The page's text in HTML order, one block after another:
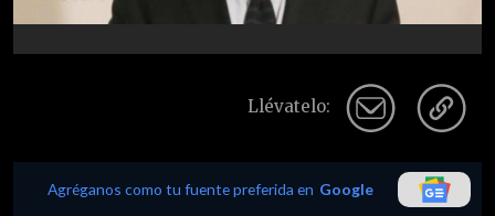
Llévatelo:
Agréganos como tu fuente preferida en Google